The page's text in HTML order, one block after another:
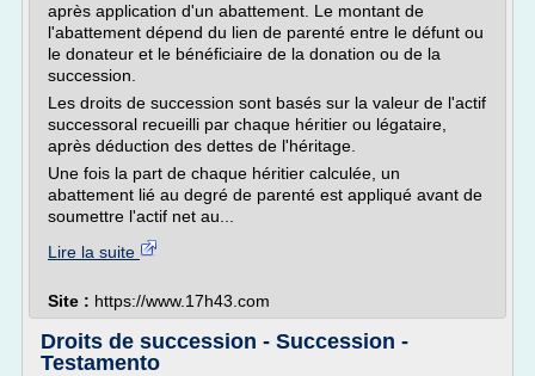
après application d'un abattement. Le montant de
l'abattement dépend du lien de parenté entre le défunt ou
le donateur et le bénéficiaire de la donation ou de la
succession.
Les droits de succession sont basés sur la valeur de l'actif
successoral recueilli par chaque héritier ou légataire,
après déduction des dettes de l'héritage.
Une fois la part de chaque héritier calculée, un
abattement lié au degré de parenté est appliqué avant de
soumettre l'actif net au...
Lire la suite
Site : https://www.17h43.com
Droits de succession - Succession -
Testamento